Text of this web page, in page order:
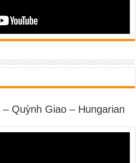
Quỳnh Giao – Hungarian